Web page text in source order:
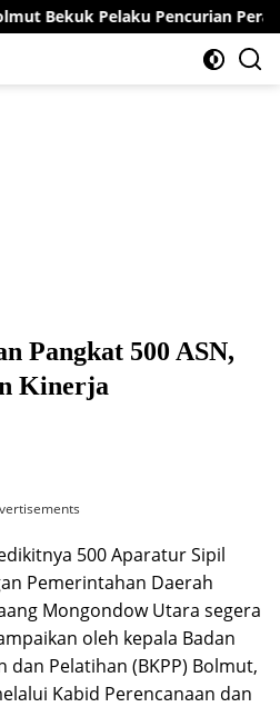
Pencurian Perahu di
Pangkat 500 ASN,
Kinerja
500 Aparatur Sipil
Pemerintahan Daerah
Mongondow Utara segera
oleh kepala Badan
dan Pelatihan (BKPP) Bolmut,
Kabid Perencanaan dan